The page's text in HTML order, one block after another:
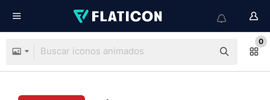
0